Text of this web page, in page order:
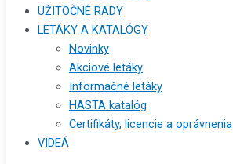
UŽITOČNÉ RADY
LETÁKY A KATALÓGY
Novinky
Akciové letáky
Informačné letáky
HASTA katalóg
Certifikáty, licencie a oprávnenia
VIDEÁ